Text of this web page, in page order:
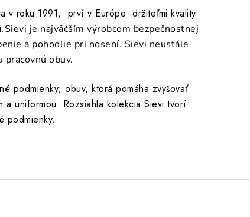
v roku 1991, prví v Európe držiteľmi kvality
Sievi je najväčším výrobcom bezpečnostnej
a pohodlie pri nosení. Sievi neustále
obuv.
podmienky; obuv, ktorá pomáha zvyšovať
uniformou. Rozsiahla kolekcia Sievi tvorí
podmienky.